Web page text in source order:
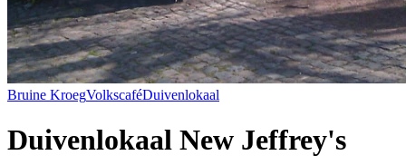
Bruine KroegVolkscaféDuivenlokaal
Duivenlokaal New Jeffrey's